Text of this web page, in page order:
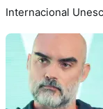
Internacional